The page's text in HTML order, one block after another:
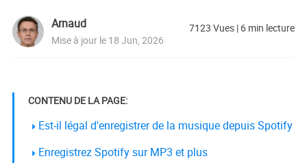
Arnaud
Mise à jour le 18 Jun, 2026
7123 Vues | 6 min lecture
CONTENU DE LA PAGE:
Est-il légal d'enregistrer de la musique depuis Spotify
Enregistrez Spotify sur MP3 et plus